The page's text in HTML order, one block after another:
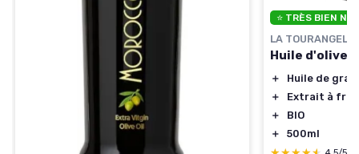
⭐ TRÈS BIEN
LA TOURANGELLE
Huile d'olive
＋
Huile de
＋
Extrait à
＋
BIO
＋
500ml